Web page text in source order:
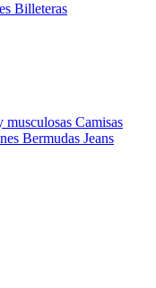
Billeteras
musculosas Camisas
Bermudas Jeans